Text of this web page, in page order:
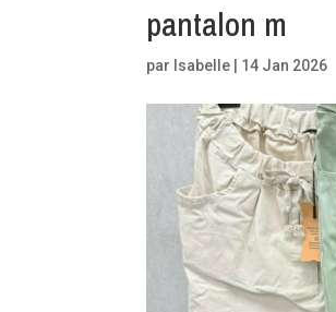
pantalon m
par Isabelle 14 Jan 2026